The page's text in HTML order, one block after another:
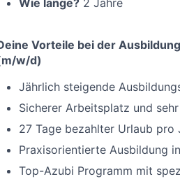
Wie lange? 2 Jahre
Vorteile bei der
w/d)
Jährlich steigende
Sicherer Arbeitsplatz und
27 Tage bezahlter Urlaub pro
Praxisorientierte Ausbildung
Top-Azubi Programm mit